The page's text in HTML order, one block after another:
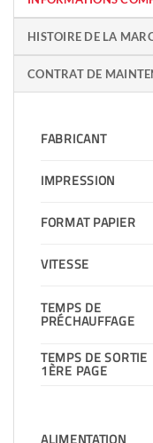
HISTOIRE DE LA
CONTRAT DE
FABRICANT
IMPRESSION
FORMAT PAPIER
VITESSE
TEMPS DE
PRÉCHAUFFAGE
TEMPS DE SORTIE
1ÈRE PAGE